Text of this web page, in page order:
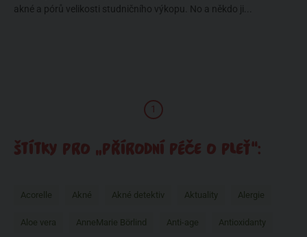
akné a pórů velikosti studničního výkopu. No a někdo ji...
1
ŠTÍTKY PRO „PŘÍRODNÍ PÉČE O PLEŤ“:
Acorelle Akné Akné detektiv Aktuality Alergie
Aloe vera AnneMarie Börlind Anti-age Antioxidanty